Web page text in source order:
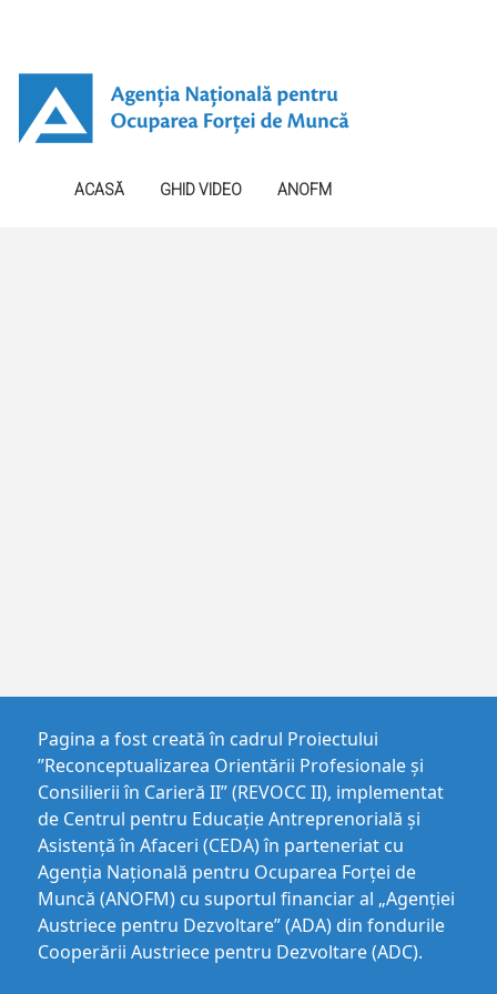
ACASĂ GHID VIDEO ANOFM
Pagina a fost creată în cadrul Proiectului
”Reconceptualizarea Orientării Profesionale și
Consilierii în Carieră II” (REVOCC II), implementat
de Centrul pentru Educaţie Antreprenorială şi
Asistenţă în Afaceri (CEDA) în parteneriat cu
Agenția Națională pentru Ocuparea Forței de
Muncă (ANOFM) cu suportul financiar al „Agenției
Austriece pentru Dezvoltare” (ADA) din fondurile
Cooperării Austriece pentru Dezvoltare (ADC).